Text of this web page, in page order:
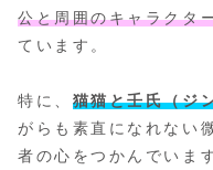
公と周囲のキャラクタ
ています。
特に、 猫猫と壬氏（ジ
がらも素直になれない
者の心をつかんでいま